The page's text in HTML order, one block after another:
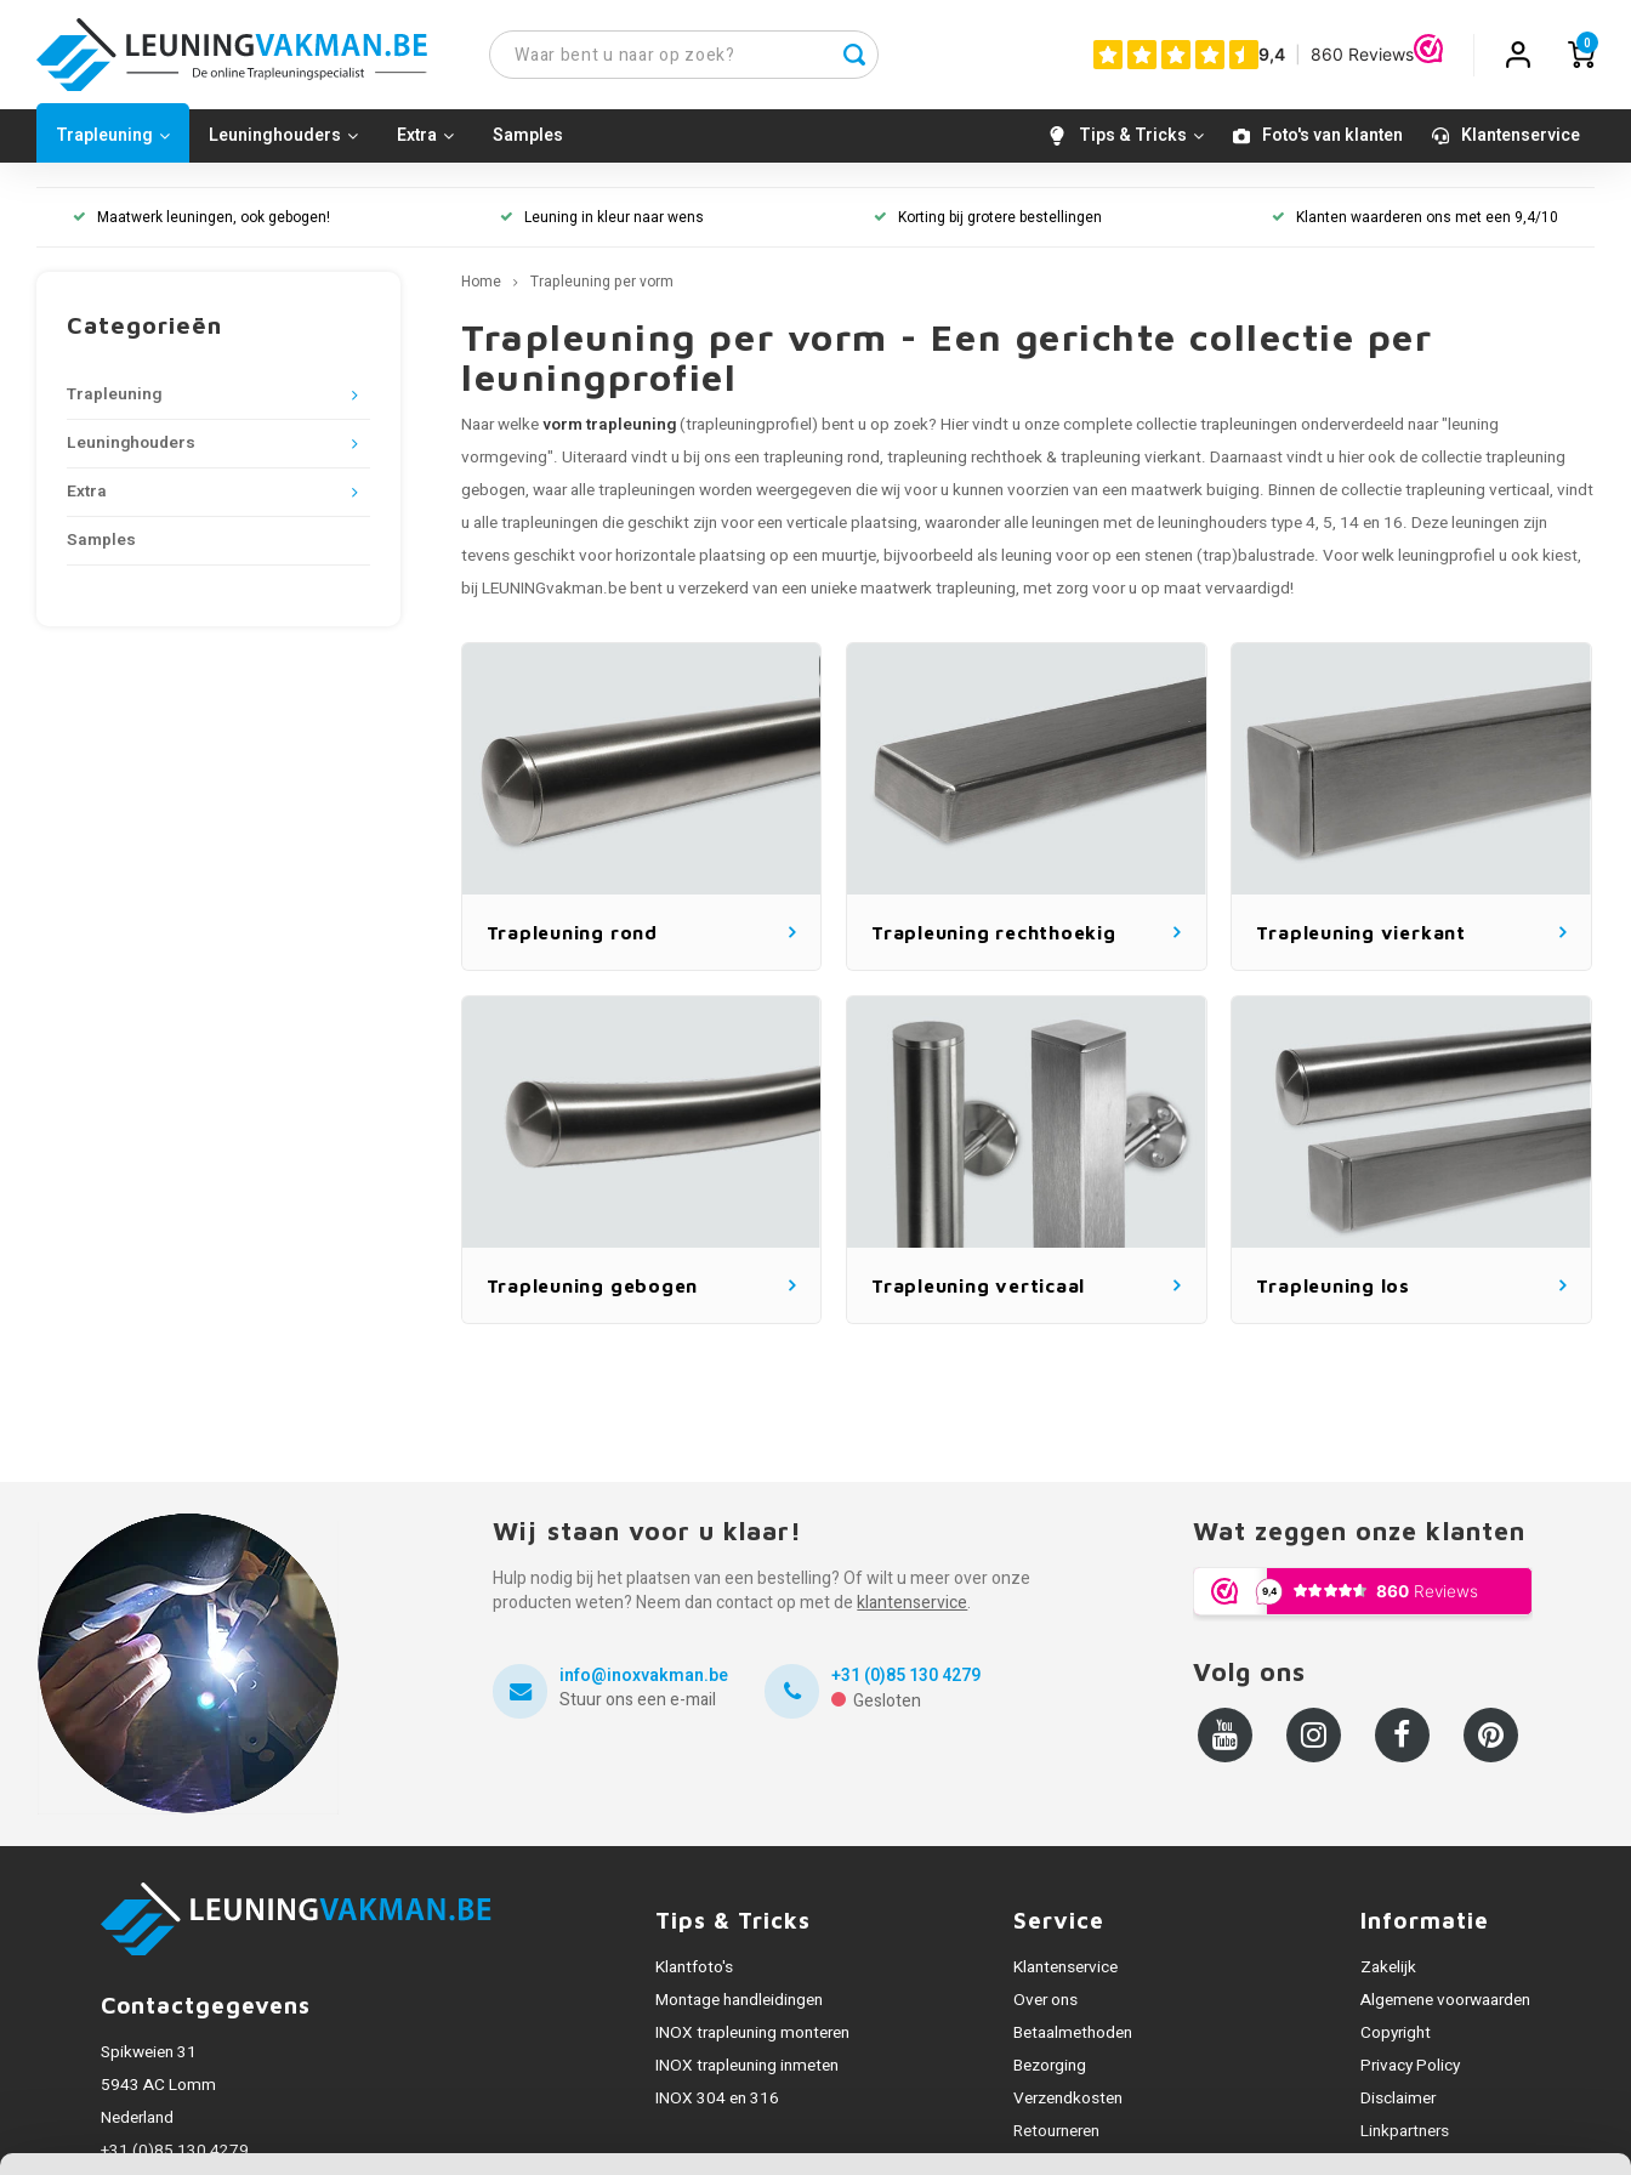
0
Trapleuning Leuninghouders Extra Samples Tips & Tricks Foto's van klanten Klantenservice
Maatwerk leuningen, ook gebogen! Leuning in kleur naar wens Korting bij grotere bestellingen Klanten waarderen ons met een 9,4/10
Categorieën
Trapleuning
Leuninghouders
Extra
Samples
Home Trapleuning per vorm
Trapleuning per vorm - Een gerichte collectie per
leuningprofiel
Naar welkevorm trapleuning(trapleuningprofiel) bent u op zoek? Hier vindt u onze complete collectietrapleuningen onderverdeeld naar "leuning
vormgeving". Uiteraard vindt u bij ons een trapleuning rond, trapleuning rechthoek &trapleuning vierkant. Daarnaast vindt u hier ook de collectietrapleuning
gebogen, waar alle trapleuningen worden weergegeven die wij voor u kunnen voorzien van een maatwerk buiging. Binnen de collectietrapleuning verticaal, vindt
u alle trapleuningen die geschikt zijn voor een verticale plaatsing, waaronder alle leuningen met de leuninghouders type 4, 5, 14 en 16. Deze leuningen zijn
tevens geschikt voor horizontale plaatsing op een muurtje, bijvoorbeeld als leuning voor op een stenen (trap)balustrade. Voor welk leuningprofiel u ook kiest,
bij LEUNINGvakman.be bent u verzekerd van een unieke maatwerk trapleuning, met zorg voor u op maat vervaardigd!
Trapleuning rond Trapleuning rechthoekig Trapleuning vierkant
Trapleuning gebogen Trapleuning verticaal Trapleuning los
Wij staan voor u klaar!
Hulp nodig bij het plaatsen van een bestelling? Of wilt u meer over onze
producten weten? Neem dan contact op met deklantenservice.
info@inoxvakman.be
Stuur ons een e-mail
+31 (0)85 130 4279
Gesloten
Wat zeggen onze klanten
Volg ons
Contactgegevens
Spikweien 31
5943 AC Lomm
Nederland
+31 (0)85 130 4279
Tips & Tricks
Klantfoto's
Montage handleidingen
INOX trapleuning monteren
INOX trapleuning inmeten
INOX 304 en 316
Service
Klantenservice
Over ons
Betaalmethoden
Bezorging
Verzendkosten
Retourneren
Informatie
Zakelijk
Algemene voorwaarden
Copyright
Privacy Policy
Disclaimer
Linkpartners